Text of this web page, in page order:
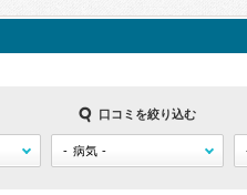
口コミを絞り込む